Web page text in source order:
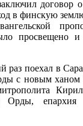
договор
в финскую
просвещено и
раз поехал в
с новым ханом
Орды, епархия